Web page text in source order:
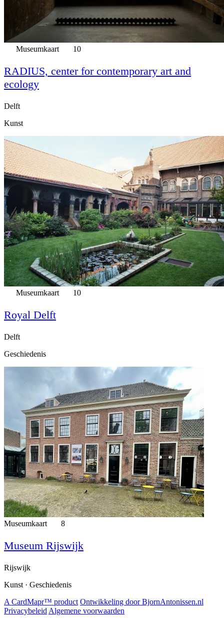
Museumkaart 10
RADIUS, center for contemporary art and
ecology
Delft
Kunst
Museumkaart 10
Royal Delft
Delft
Geschiedenis
Museumkaart 8
Museum Rijswijk
Rijswijk
Kunst · Geschiedenis
A CardMapr™ product Ontwikkeling door BjornAntonissen.nl
Privacybeleid Algemene voorwaarden